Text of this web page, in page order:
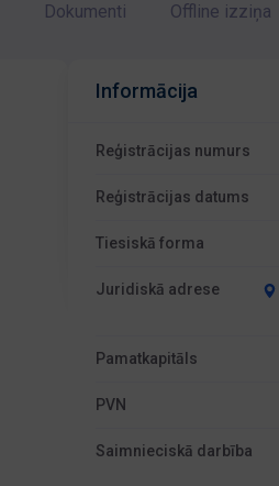
Dokumenti Offline izziņa
Informācija
Reģistrācijas numurs
Reģistrācijas datums
Tiesiskā forma
Juridiskā adrese
Pamatkapitāls
PVN
Saimnieciskā darbība